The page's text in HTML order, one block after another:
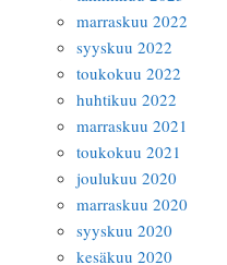
marraskuu 2022
syyskuu 2022
toukokuu 2022
huhtikuu 2022
marraskuu 2021
toukokuu 2021
joulukuu 2020
marraskuu 2020
syyskuu 2020
kesäkuu 2020